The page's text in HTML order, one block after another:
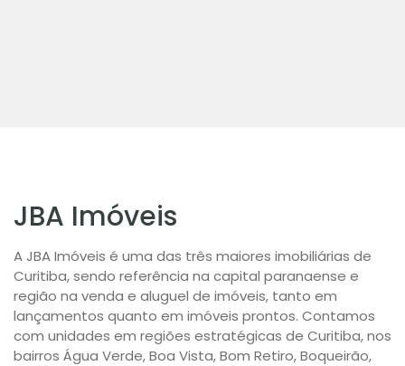
JBA Imóveis
A JBA Imóveis é uma das três maiores imobiliárias de
Curitiba, sendo referência na capital paranaense e
região na venda e aluguel de imóveis, tanto em
lançamentos quanto em imóveis prontos. Contamos
com unidades em regiões estratégicas de Curitiba, nos
bairros Água Verde, Boa Vista, Bom Retiro, Boqueirão,